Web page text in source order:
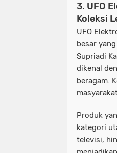
3. UFO
Koleksi
UFO
besar
Supriadi
dikenal
beragam.
Produk
kategori
televisi,